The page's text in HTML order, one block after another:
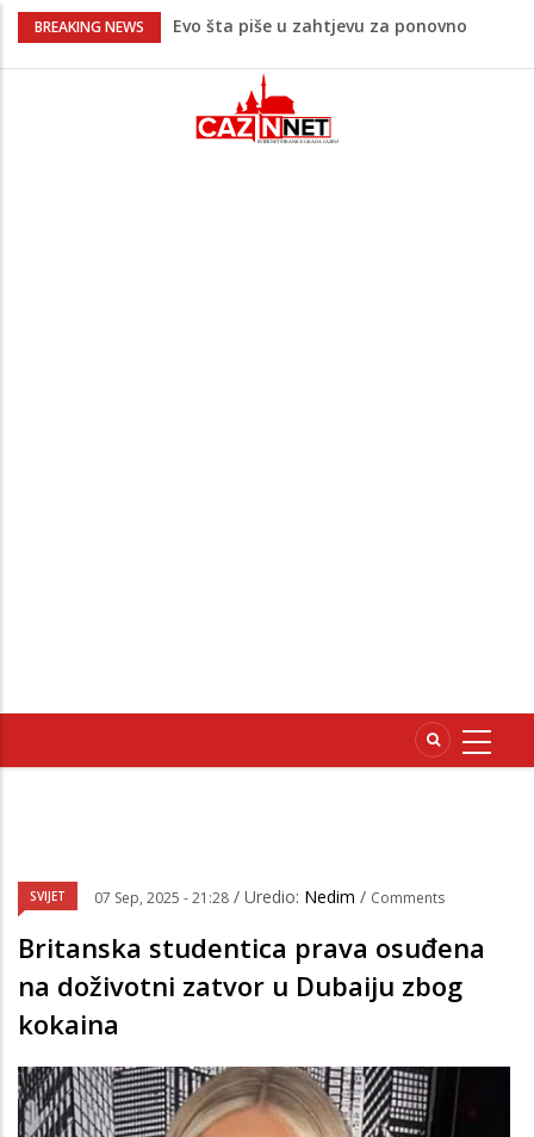
BREAKING NEWS
Evo šta piše u zahtjevu za ponovno
Četvrto ljeto zaredom Trg slobode
postaje Naše mjesto - Bingo Ljetno kino
Tuzla
SVIJET 07 Sep, 2025 - 21:28 / Uredio: Nedim / Comments
Britanska studentica prava osuđena
na doživotni zatvor u Dubaiju zbog
kokaina